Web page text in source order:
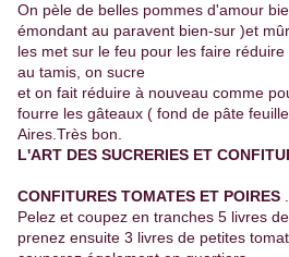
On pèle de belles pommes d'amour
émondant au paravent bien-sur )et
les met sur le feu pour les faire
au tamis, on sucre
et on fait réduire à nouveau comme
fourre les gâteaux ( fond de pâte
Aires.Très bon.
L'ART DES SUCRERIES ET
CONFITURES TOMATES ET POIRES
Pelez et coupez en tranches 5 livres
prenez ensuite 3 livres de petites